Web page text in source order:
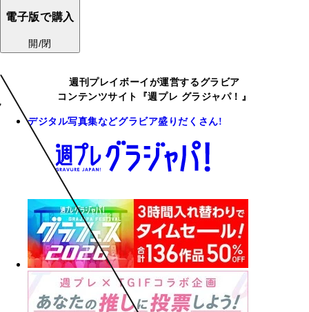
電子版で購入
開/閉
週刊プレイボーイが運営するグラビア
コンテンツサイト『週プレ グラジャパ！』
デジタル写真集などグラビア盛りだくさん!